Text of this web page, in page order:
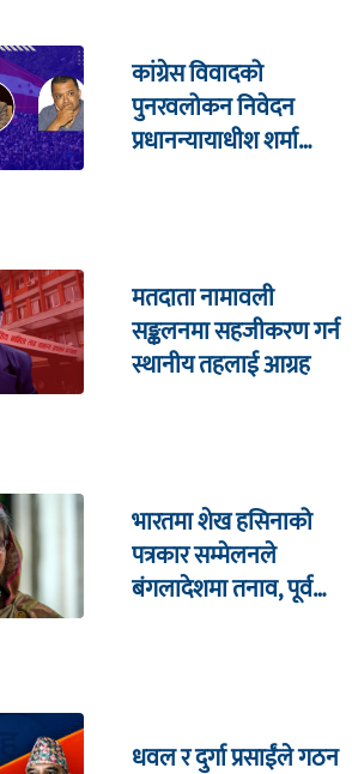
कांग्रेस विवादको
पुनरवलोकन निवेदन
प्रधानन्यायाधीश शर्मा
मतदाता नामावली
सङ्कलनमा सहजीकरण गर्न
स्थानीय तहलाई आग्रह
भारतमा शेख हसिनाको
पत्रकार सम्मेलनले
बंगलादेशमा तनाव, पूर्व
धवल र दुर्गा प्रसाईंले गठन